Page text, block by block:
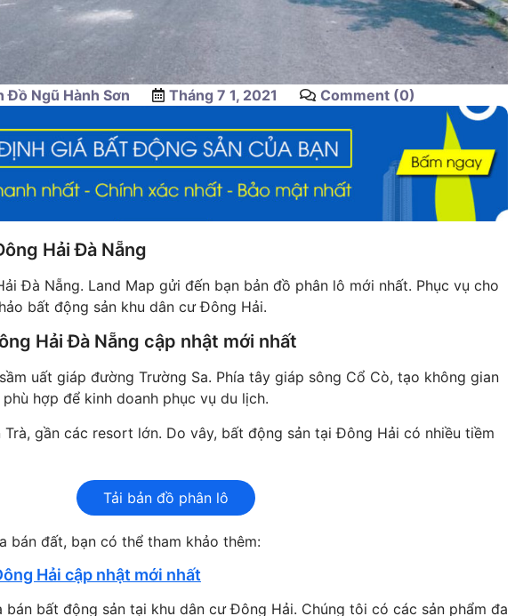
Đồ Ngũ Hành Sơn Tháng 7 1, 2021 Comment (0)
Hải Đà Nẵng
Đà Nẵng. Land Map gửi đến bạn bản đồ phân lô mới nhất. Phục vụ cho
bất động sản khu dân cư Đông Hải.
Hải Đà Nẵng cập nhật mới nhất
uất giáp đường Trường Sa. Phía tây giáp sông Cổ Cò, tạo không gian
hợp để kinh doanh phục vụ du lịch.
gần các resort lớn. Do vây, bất động sản tại Đông Hải có nhiều tiềm
Tải bản đồ phân lô
bán đất, bạn có thể tham khảo thêm:
Hải cập nhật mới nhất
bán bất động sản tại khu dân cư Đông Hải. Chúng tôi có các sản phẩm đa